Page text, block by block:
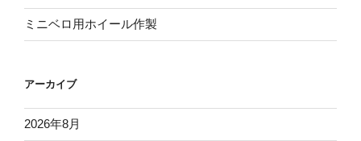
ミニベロ用ホイール作製
アーカイブ
2026年8月